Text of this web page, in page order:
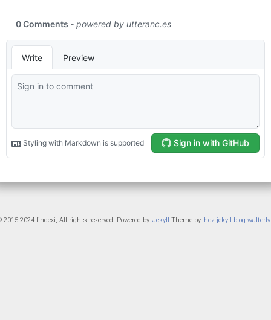
2015-2024 lindexi, All rights reserved. Powered by: Jekyll Theme by: hcz-jekyll-blog walterlv